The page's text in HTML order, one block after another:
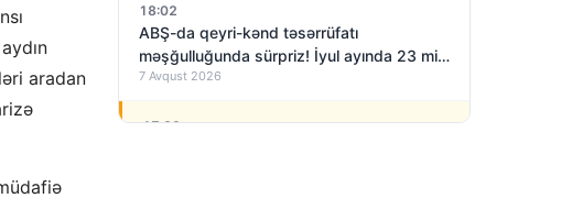
aradan
18:02
ABŞ-da qeyri-kənd təsərrüfatı
məşğulluğunda sürpriz! İyul ayında 23 min
iş yeri azalıb
7 Avqust 2026
17:29